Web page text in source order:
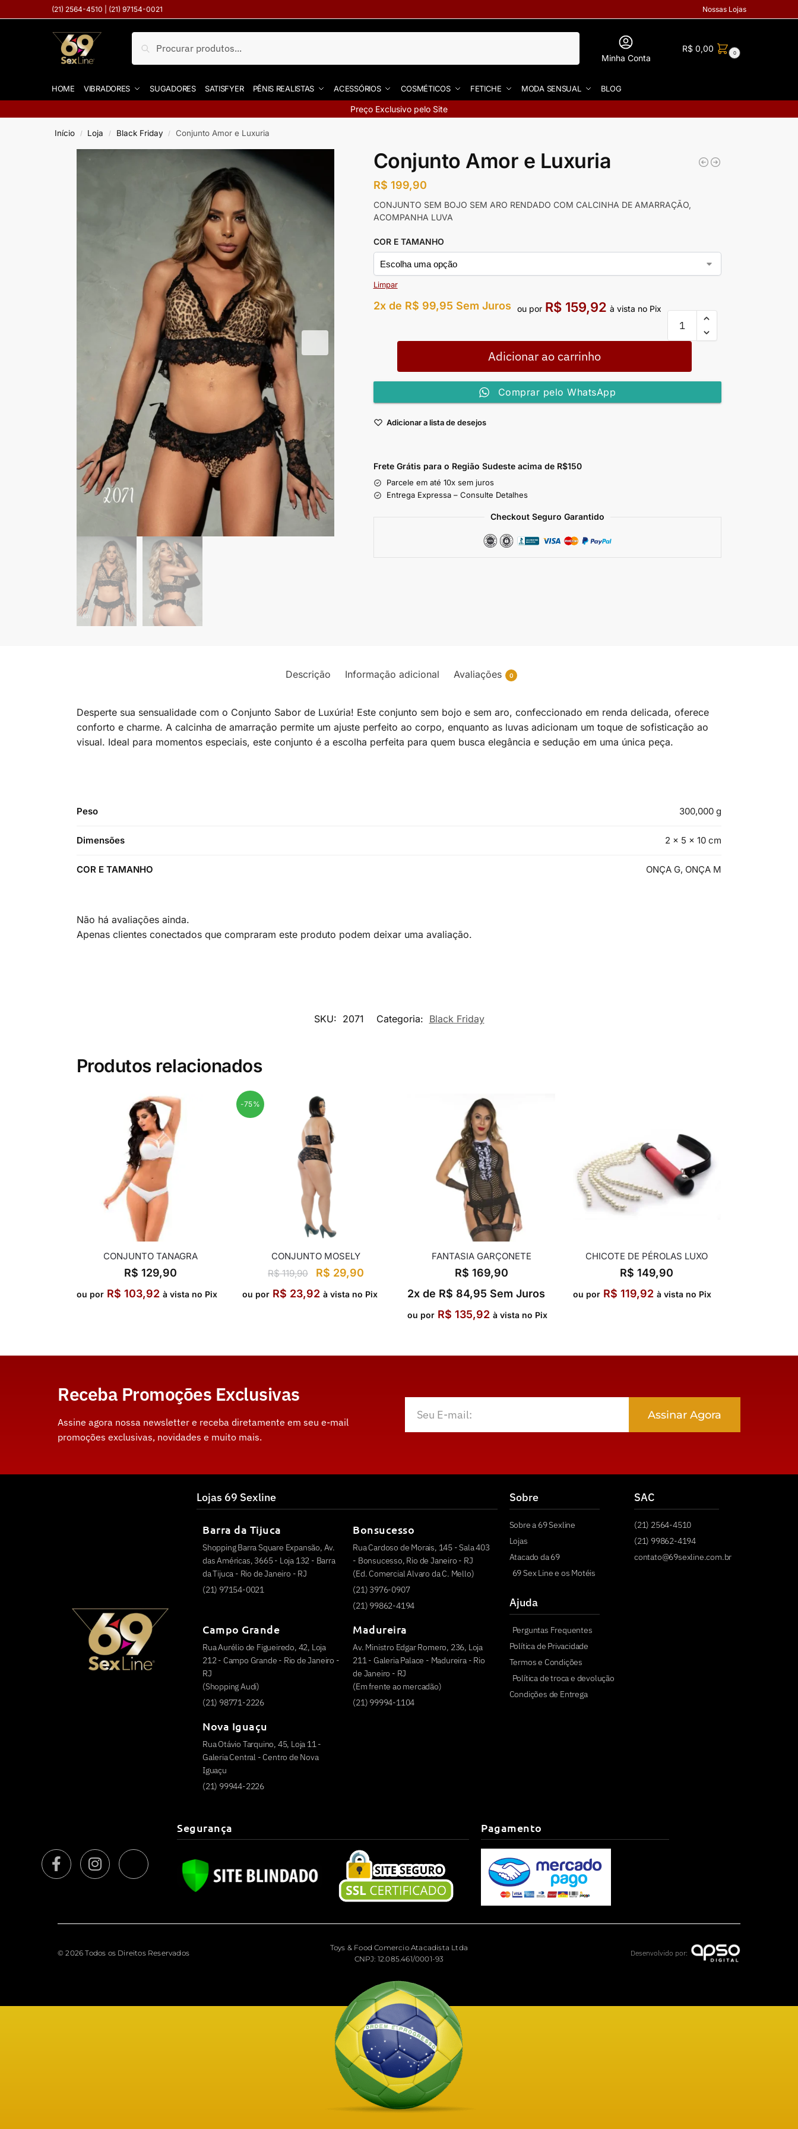
(21) 2564-4510 | (21) 97154-0021 Nossas Lojas
Pesquisar
Minha Conta
R$ 0,00 0
HOME VIBRADORES SUGADORES SATISFYER PÊNIS REALISTAS ACESSÓRIOS COSMÉTICOS FETICHE MODA SENSUAL BLOG
Preço Exclusivo pelo Site
Início / Loja / Black Friday / Conjunto Amor e Luxuria
Conjunto Amor e Luxuria
R$ 199,90
CONJUNTO SEM BOJO SEM ARO RENDADO COM CALCINHA DE AMARRAÇÃO,
ACOMPANHA LUVA
COR E TAMANHO
Limpar
2x de R$ 99,95 Sem Juros ou por R$159,92 à vista no Pix
Adicionar ao carrinho
Comprar pelo WhatsApp
Adicionar a lista de desejos
Frete Grátis para o Região Sudeste acima de R$150
Parcele em até 10x sem juros
Entrega Expressa – Consulte Detalhes
Checkout Seguro Garantido
Descrição Informação adicional Avaliações 0
​Desperte sua sensualidade com o Conjunto Sabor de Luxúria! Este conjunto sem bojo e sem aro, confeccionado em renda delicada, oferece
conforto e charme. A calcinha de amarração permite um ajuste perfeito ao corpo, enquanto as luvas adicionam um toque de sofisticação ao
visual. Ideal para momentos especiais, este conjunto é a escolha perfeita para quem busca elegância e sedução em uma única peça.
Peso 300,000 g
Dimensões 2 × 5 × 10 cm
COR E TAMANHO ONÇA G, ONÇA M
Não há avaliações ainda.
Apenas clientes conectados que compraram este produto podem deixar uma avaliação.
SKU: 2071 Categoria: Black Friday
Produtos relacionados
CONJUNTO TANAGRA
R$ 129,90
ou por R$ 103,92 à vista no Pix
-75%
CONJUNTO MOSELY
R$119,90 R$ 29,90
ou por R$ 23,92 à vista no Pix
FANTASIA GARÇONETE
R$ 169,90
2x de R$ 84,95 Sem Juros
ou por R$ 135,92 à vista no Pix
CHICOTE DE PÉROLAS LUXO
R$ 149,90
ou por R$ 119,92 à vista no Pix
Receba Promoções Exclusivas
Assine agora nossa newsletter e receba diretamente em seu e-mail
promoções exclusivas, novidades e muito mais.
Assinar Agora
Lojas 69 Sexline
Barra da Tijuca
Shopping Barra Square Expansão, Av.
das Américas, 3665 - Loja 132 - Barra
da Tijuca - Rio de Janeiro - RJ
(21) 97154-0021
Bonsucesso
Rua Cardoso de Morais, 145 - Sala 403
- Bonsucesso, Rio de Janeiro - RJ
(Ed. Comercial Alvaro da C. Mello)
(21) 3976-0907
(21) 99862-4194
Campo Grande
Rua Aurélio de Figueiredo, 42, Loja
212 - Campo Grande - Rio de Janeiro -
RJ
(Shopping Audi)
(21) 98771-2226
Madureira
Av. Ministro Edgar Romero, 236, Loja
211 - Galeria Palace - Madureira - Rio
de Janeiro - RJ
(Em frente ao mercadão)
(21) 99994-1104
Nova Iguaçu
Rua Otávio Tarquino, 45, Loja 11 -
Galeria Central - Centro de Nova
Iguaçu
(21) 99944-2226
Sobre
Sobre a 69 Sexline
Lojas
Atacado da 69
69 Sex Line e os Motéis
Ajuda
Perguntas Frequentes
Política de Privacidade
Termos e Condições
Política de troca e devolução
Condições de Entrega
SAC
(21) 2564-4510
(21) 99862-4194
contato@69sexline.com.br
Segurança Pagamento
© 2026 Todos os Direitos Reservados
Toys & Food Comercio Atacadista Ltda
CNPJ: 12.085.461/0001-93
Desenvolvido por: